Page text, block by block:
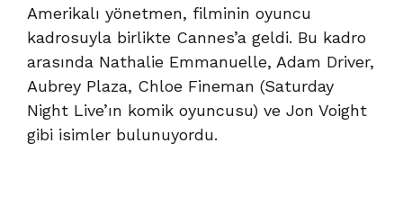
Amerikalı yönetmen, filminin oyuncu
kadrosuyla birlikte Cannes’a geldi. Bu kadro
arasında Nathalie Emmanuelle, Adam Driver,
Aubrey Plaza, Chloe Fineman (Saturday
Night Live’ın komik oyuncusu) ve Jon Voight
gibi isimler bulunuyordu.